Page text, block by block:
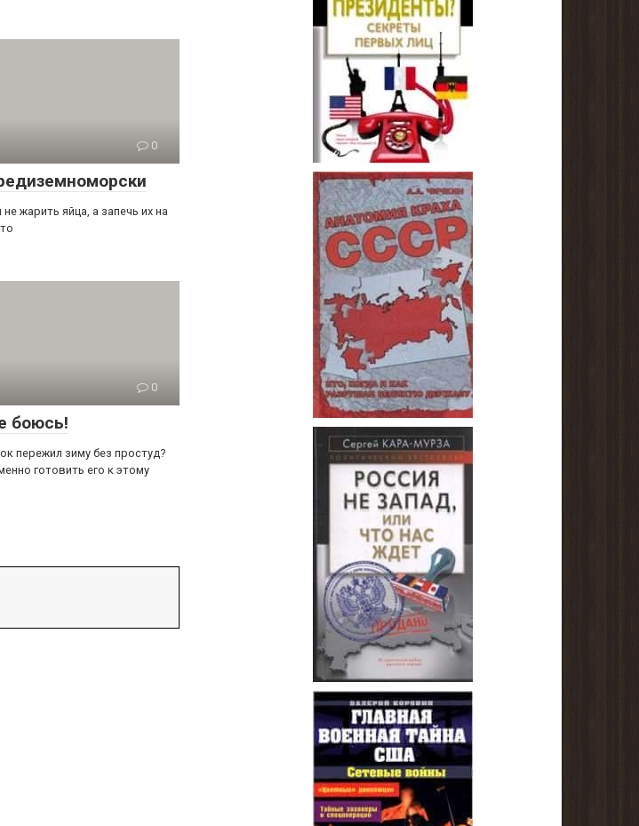
0
жарить яйца, а запечь их на
0
боюсь!
пережил зиму без простуд?
готовить его к этому